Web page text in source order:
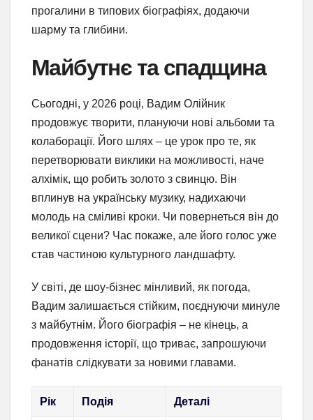
прогалини в типових біографіях, додаючи
шарму та глибини.
Майбутнє та спадщина
Сьогодні, у 2026 році, Вадим Олійник
продовжує творити, плануючи нові альбоми та
колаборації. Його шлях – це урок про те, як
перетворювати виклики на можливості, наче
алхімік, що робить золото з свинцю. Він
вплинув на українську музику, надихаючи
молодь на сміливі кроки. Чи повернеться він до
великої сцени? Час покаже, але його голос уже
став частиною культурного ландшафту.
У світі, де шоу-бізнес мінливий, як погода,
Вадим залишається стійким, поєднуючи минуле
з майбутнім. Його біографія – не кінець, а
продовження історії, що триває, запрошуючи
фанатів слідкувати за новими главами.
Рік Подія Деталі